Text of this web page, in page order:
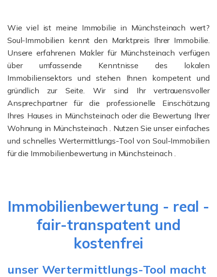
Wie viel ist meine Immobilie in Münchsteinach wert?
Soul-Immobilien kennt den Marktpreis Ihrer Immobilie.
Unsere erfahrenen Makler für Münchsteinach verfügen
über umfassende Kenntnisse des lokalen
Immobiliensektors und stehen Ihnen kompetent und
gründlich zur Seite. Wir sind Ihr vertrauensvoller
Ansprechpartner für die professionelle Einschätzung
Ihres Hauses in Münchsteinach oder die Bewertung Ihrer
Wohnung in Münchsteinach . Nutzen Sie unser einfaches
und schnelles Wertermittlungs-Tool von Soul-Immobilien
für die Immobilienbewertung in Münchsteinach .
Immobilienbewertung - real -
fair-transpatent und
kostenfrei
unser Wertermittlungs-Tool macht